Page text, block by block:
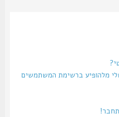
ברשימת המשתמשים